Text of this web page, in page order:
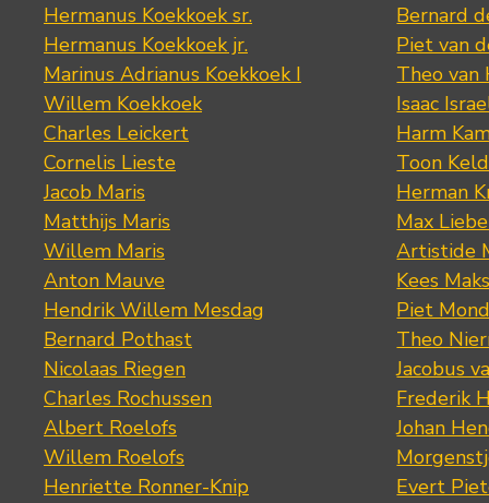
Hermanus Koekkoek sr.
Hermanus Koekkoek jr.
Marinus Adrianus Koekkoek I
Willem Koekkoek
Charles Leickert
Cornelis Lieste
Jacob Maris
Matthijs Maris
Willem Maris
Anton Mauve
Hendrik Willem Mesdag
Bernard Pothast
Nicolaas Riegen
Charles Rochussen
Albert Roelofs
Willem Roelofs
Henriette Ronner-Knip
Bernard
Piet van
Theo van
Isaac
Harm
Toon
Herman
Max
Artistide
Kees
Piet
Theo
Jacobus
Frederik
Johan
Evert